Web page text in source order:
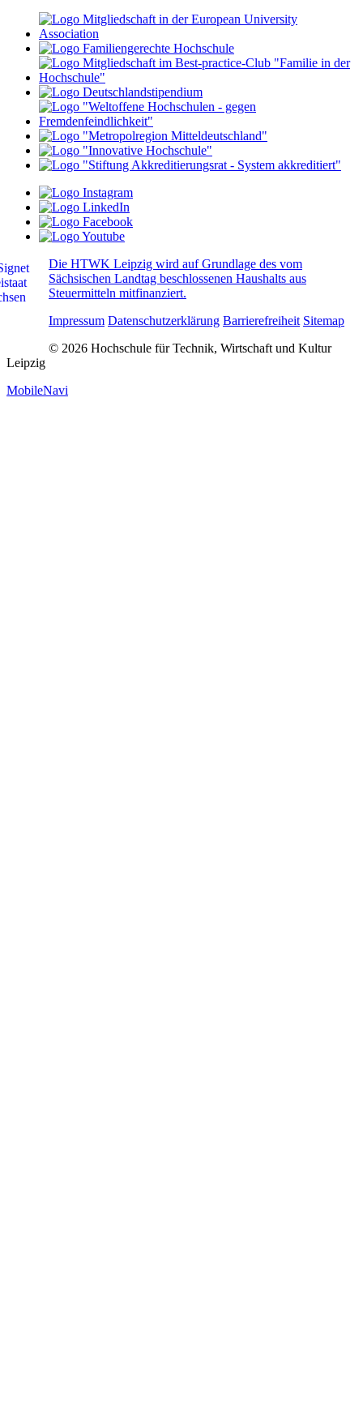
Die HTWK Leipzig wird auf Grundlage des vom
Sächsischen Landtag beschlossenen Haushalts aus
Steuermitteln mitfinanziert.
Impressum Datenschutzerklärung Barrierefreiheit Sitemap
© 2026 Hochschule für Technik, Wirtschaft und Kultur
Leipzig
MobileNavi